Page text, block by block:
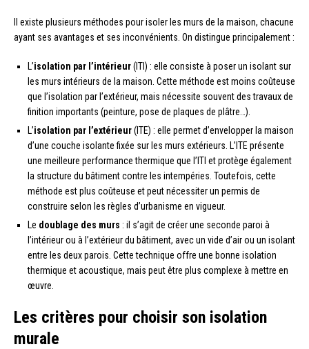
Il existe plusieurs méthodes pour isoler les murs de la maison, chacune
ayant ses avantages et ses inconvénients. On distingue principalement :
L’isolation par l’intérieur(ITI) : elle consiste à poser un isolant sur
les murs intérieurs de la maison. Cette méthode est moins coûteuse
que l’isolation par l’extérieur, mais nécessite souvent des travaux de
finition importants (peinture, pose de plaques de plâtre…).
L’isolation par l’extérieur(ITE) : elle permet d’envelopper la maison
d’une couche isolante fixée sur les murs extérieurs. L’ITE présente
une meilleure performance thermique que l’ITI et protège également
la structure du bâtiment contre les intempéries. Toutefois, cette
méthode est plus coûteuse et peut nécessiter un permis de
construire selon les règles d’urbanisme en vigueur.
Le doublage des murs : il s’agit de créer une seconde paroi à
l’intérieur ou à l’extérieur du bâtiment, avec un vide d’air ou un isolant
entre les deux parois. Cette technique offre une bonne isolation
thermique et acoustique, mais peut être plus complexe à mettre en
œuvre.
Les critères pour choisir son isolation
murale